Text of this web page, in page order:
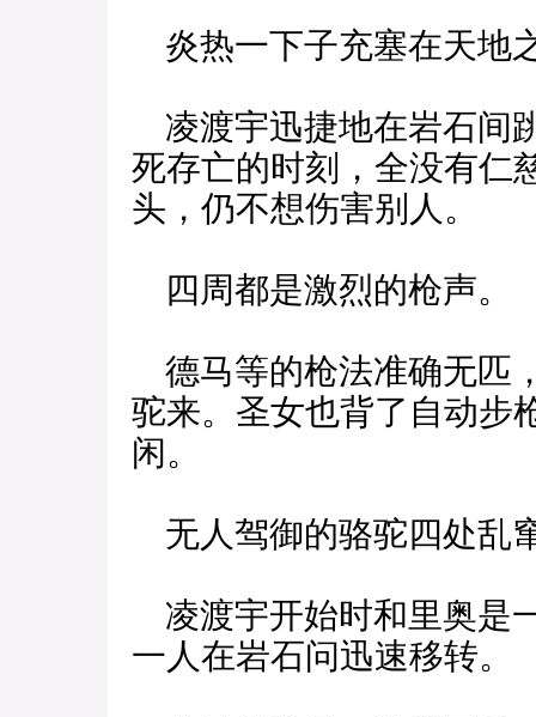
炎热一下子充塞在天地
凌渡宇迅捷地在岩石间
死存亡的时刻，全没有仁
头，仍不想伤害别人。
四周都是激烈的枪声。
德马等的枪法准确无匹
驼来。圣女也背了自动步
闲。
无人驾御的骆驼四处乱
凌渡宇开始时和里奥是
一人在岩石问迅速移转。